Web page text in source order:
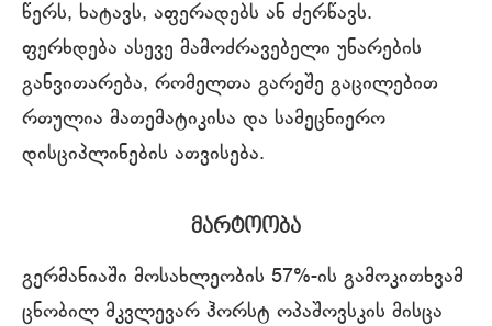
წერს, ხატავს, აფერადებს ან ძერწავს.
ფერხდება ასევე მამოძრავებელი უნარების
განვითარება, რომელთა გარეშე გაცილებით
რთულია მათემატიკისა და სამეცნიერო
დისციპლინების ათვისება.
მარტოობა
გერმანიაში მოსახლეობის 57%-ის გამოკითხვამ
ცნობილ მკვლევარ ჰორსტ ოპაშოვსკის მისცა